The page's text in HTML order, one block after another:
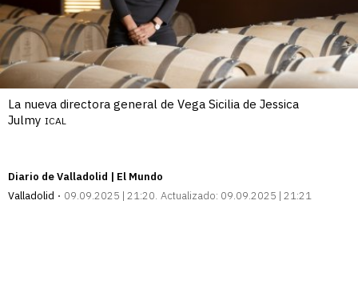
La nueva directora general de Vega Sicilia de Jessica
Julmy ICAL
Diario de Valladolid | El Mundo
Valladolid
09.09.2025 | 21:20 Actualizado: 09.09.2025 | 21:21